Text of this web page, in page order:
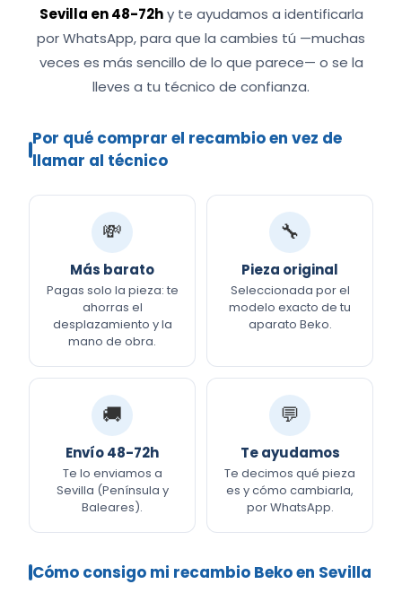
Sevilla en 48-72hy te ayudamos a identificarla
por WhatsApp, para que la cambies tú —muchas
veces es más sencillo de lo que parece— o se la
lleves a tu técnico de confianza.
Por qué comprar el recambio en vez de
llamar al técnico
💸
Más barato
Pagas solo la pieza: te
ahorras el
desplazamiento y la
mano de obra.
🔧
Pieza original
Seleccionada por el
modelo exacto de tu
aparato Beko.
🚚
Envío 48-72h
Te lo enviamos a
Sevilla (Península y
Baleares).
💬
Te ayudamos
Te decimos qué pieza
es y cómo cambiarla,
por WhatsApp.
Cómo consigo mi recambio Beko en Sevilla